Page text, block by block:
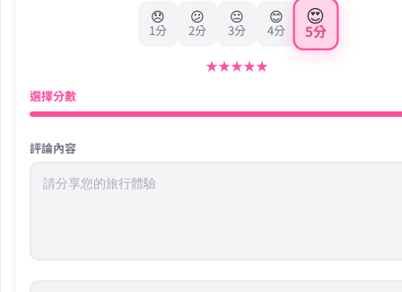
😞
1分
😕
2分
😐
3分
😊
4分
😍
5分
★★★★★
選擇分數
評論內容